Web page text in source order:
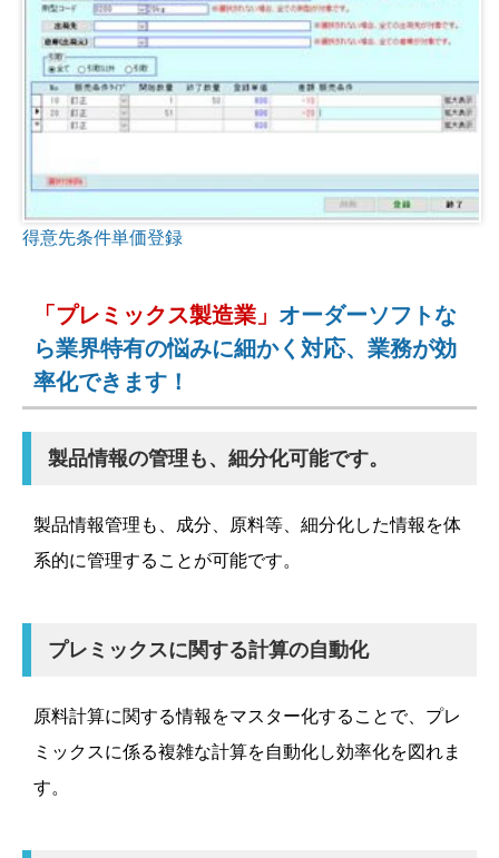
得意先条件単価登録
「プレミックス製造業」 オーダーソフトな
ら業界特有の悩みに細かく対応、業務が効
率化できます！
製品情報の管理も、細分化可能です。
製品情報管理も、成分、原料等、細分化した情報を体
系的に管理することが可能です。
プレミックスに関する計算の自動化
原料計算に関する情報をマスター化することで、プレ
ミックスに係る複雑な計算を自動化し効率化を図れま
す。